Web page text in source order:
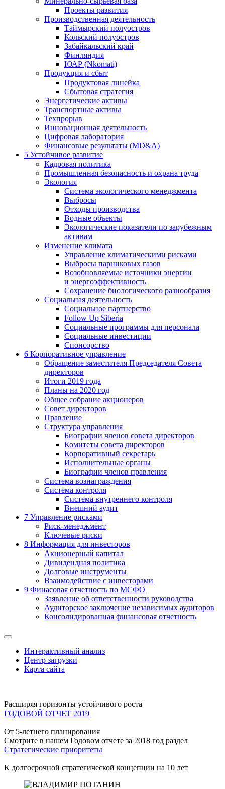
Проекты развития
Производственная деятельность
Таймырский полуостров
Кольский полуостров
Забайкальский край
Финляндия
ЮАР (Nkomati)
Продукция и сбыт
Продуктовая линейка
Сбытовая стратегия
Энергетические активы
Транспортные активы
Техпрорыв
Инновационная деятельность
Цифровая лаборатория
Финансовые результаты (MD&A)
5 Устойчивое развитие
Кадровая политика
Промышленная безопасность и охрана труда
Экология
Система экологического менеджмента
Выбросы
Отходы производства
Водные объекты
Экологические показатели по зарубежным
активам
Изменение климата
Управление климатическими рисками
Выбросы парниковых газов
Возобновляемые источники энергии
и энергоэффективность
Сохранение биологического разнообразия
Социальная деятельность
Социальное партнерство
Follow Up Siberia
Социальные программы для персонала
Социальные инвестиции
Спонсорство
6 Корпоративное управление
Обращение заместителя Председателя Совета
директоров
Итоги 2019 года
Планы на 2020 год
Общее собрание акционеров
Совет директоров
Правление
Структура управления
Биографии членов совета директоров
Комитеты совета директоров
Корпоративный секретарь
Исполнительные органы
Биографии членов правления
Система вознаграждения
Система контроля
Система внутреннего контроля
Внешний аудит
7 Управление рисками
Риск-менеджмент
Ключевые риски
8 Информация для инвесторов
Акционерный капитал
Дивидендная политика
Долговые инструменты
Взаимодействие с инвеcторами
9 Финасовая отчетность по МСФО
Заявление об ответственности руководства
Аудиторское заключение независимых аудиторов
Консолидированная финансовая отчетность
Интерактивный анализ
Центр загрузки
Карта сайта
Расширяя горизонты устойчивого роста
ГОДОВОЙ ОТЧЕТ 2019
От 5-летнего планирования
Смотрите в нашем Годовом отчете за 2018 год раздел
Стратегические приоритеты
К долгосрочной стратегической концепции на 10 лет